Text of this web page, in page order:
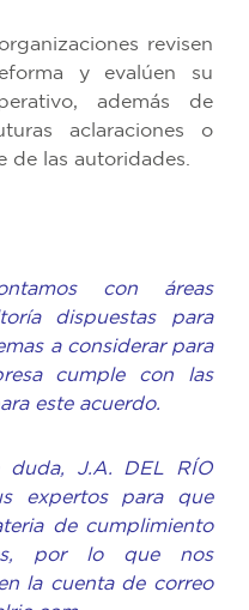
revisen
y evalúen su
además de
aclaraciones o
de las autoridades.
con áreas
dispuestas para
a considerar para
cumple con las
este acuerdo.
duda, J.A. DEL RÍO
expertos para que
de cumplimiento
por lo que nos
la cuenta de correo